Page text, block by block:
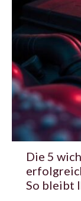
Die 5
So bleibt